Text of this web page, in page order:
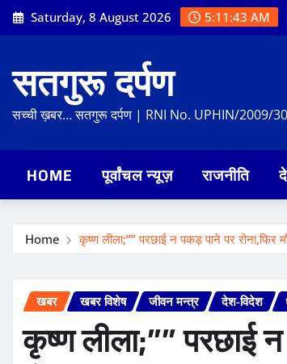
Skip
to
Saturday, 8 August 2026 5:11:44 AM
सतगुरू दर्पण
सच्ची ख़बर… सतगुरू दर्पण | RNI No. UPHIN/2009/
HOME पूर्वांचल न्यूज़ राजनीति
Home कृष्ण लीला;”” परछाई न पकड़ पाने पर रोना,फिर
खबर खबर विशेष जीवन मन्त्र देश-विदेश
कृष्ण लीला;”” परछाई